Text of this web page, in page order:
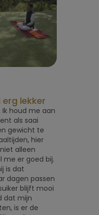
lekker
houd me aan
als saai
gewicht te
hier
alleen
me er goed bij.
is dat
dagen passen
blijft mooi
dat mijn
is er de